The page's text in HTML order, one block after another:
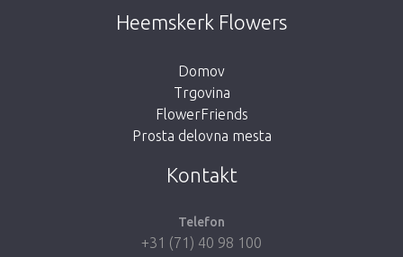
This page does not exist. Click on the
button below to return to the shop.
Heemskerk Flowers
Domov
Trgovina
FlowerFriends
Prosta delovna mesta
Kontakt
Telefon
+31 (71) 40 98 100